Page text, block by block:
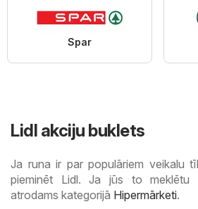
Spar
Lidl akciju buklets
Ja runa ir par populāriem veikalu
pieminēt Lidl. Ja jūs to meklētu
atrodams kategorijā Hipermārketi.